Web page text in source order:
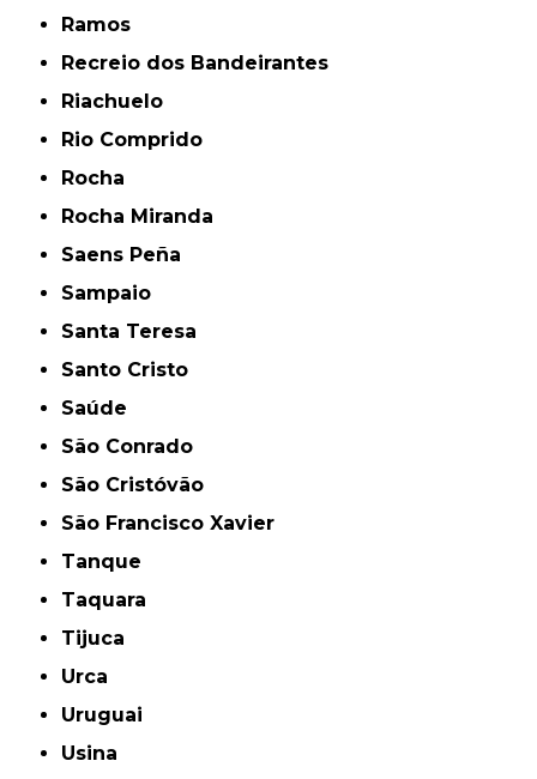
Ramos
Recreio dos Bandeirantes
Riachuelo
Rio Comprido
Rocha
Rocha Miranda
Saens Peña
Sampaio
Santa Teresa
Santo Cristo
Saúde
São Conrado
São Cristóvão
São Francisco Xavier
Tanque
Taquara
Tijuca
Urca
Uruguai
Usina